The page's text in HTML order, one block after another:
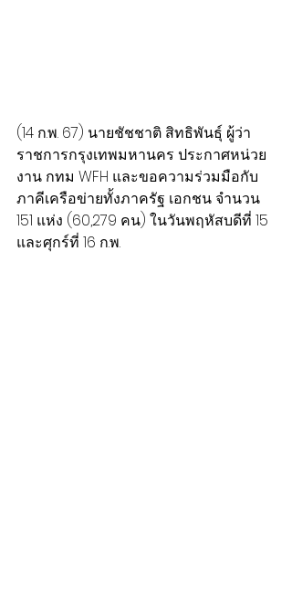
(14 ก.พ. 67) นายชัชชาติ สิทธิพันธุ์ ผู้ว่า
ราชการกรุงเทพมหานคร ประกาศหน่วย
งาน กทม WFH และขอความร่วมมือกับ
ภาคีเครือข่ายทั้งภาครัฐ เอกชน จำนวน
151 แห่ง (60,279 คน) ในวันพฤหัสบดีที่ 15
และศุกร์ที่ 16 ก.พ.